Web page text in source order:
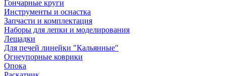
Гончарные круги
Инструменты и оснастка
Запчасти и комплектация
Наборы для лепки и моделирования
Лещадки
Для печей линейки "Кальянные"
Огнеупорные коврики
Опока